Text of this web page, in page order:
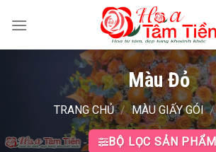
qua
Màu Đỏ
TRANG CHỦ / MÀU GIẤY GÓI /
BỘ LỌC SẢN PHẨM